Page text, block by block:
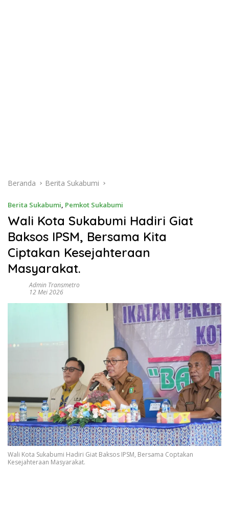
Beranda Berita Sukabumi
Berita Sukabumi, Pemkot Sukabumi
Wali Kota Sukabumi Hadiri Giat
Baksos IPSM, Bersama Kita
Ciptakan Kesejahteraan
Masyarakat.
Admin Transmetro
12 Mei 2026
Wali Kota Sukabumi Hadiri Giat Baksos IPSM, Bersama Coptakan
Kesejahteraan Masyarakat.